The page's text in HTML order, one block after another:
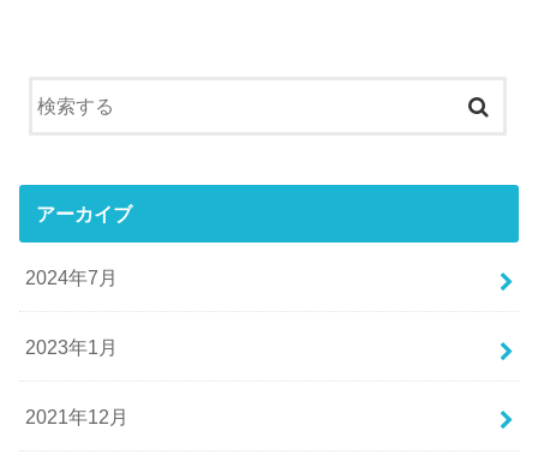
アーカイブ
2024年7月
2023年1月
2021年12月